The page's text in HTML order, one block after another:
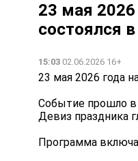
23 мая 2026
состоялся
15:03 02.06.2026 16+
23 мая 2026 года
Событие прошло в
Девиз праздника
Программа